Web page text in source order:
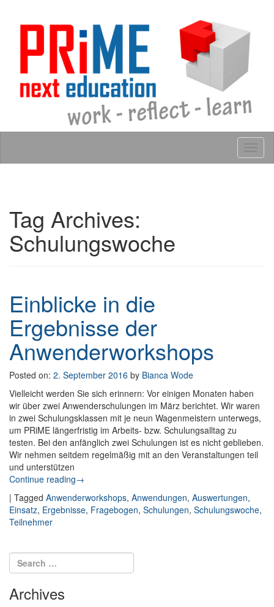
Tag Archives:
Schulungswoche
Einblicke in die
Ergebnisse der
Anwenderworkshops
Posted on: 2. September 2016 by Bianca Wode
Vielleicht werden Sie sich erinnern: Vor einigen Monaten haben
wir über zwei Anwenderschulungen im März berichtet. Wir waren
in zwei Schulungsklassen mit je neun Wagenmeistern unterwegs,
um PRiME längerfristig im Arbeits- bzw. Schulungsalltag zu
testen. Bei den anfänglich zwei Schulungen ist es nicht geblieben.
Wir nehmen seitdem regelmäßig mit an den Veranstaltungen teil
und unterstützen
Continue reading: Einblicke in die Ergebnisse der
Anwenderworkshops
→
| Tagged Anwenderworkshops, Anwendungen, Auswertungen,
Einsatz, Ergebnisse, Fragebogen, Schulungen, Schulungswoche,
Teilnehmer
Post navigation
Search for:
Archives